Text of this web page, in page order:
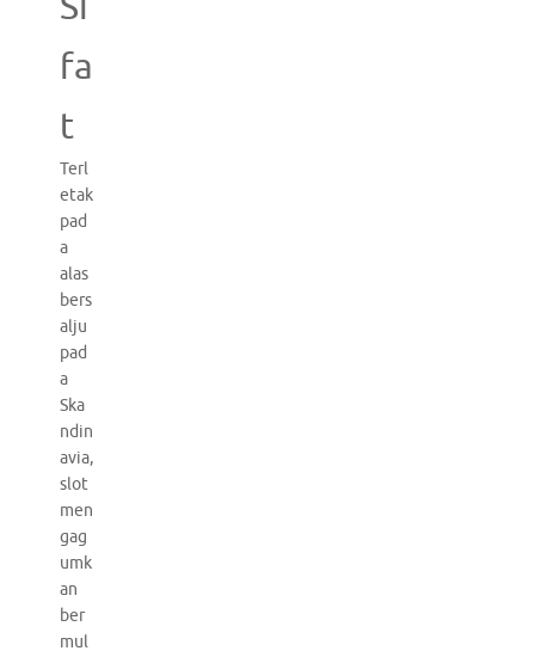
fa
t
Terl
etak
pad
a
alas
bers
alju
pad
a
Ska
ndin
avia,
slot
men
gag
umk
an
ber
mul